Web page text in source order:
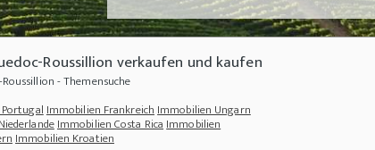
Roussillion verkaufen und kaufen
- Themensuche
Immobilien FrankreichImmobilien Ungarn
Immobilien Costa RicaImmobilien
Immobilien Kroatien